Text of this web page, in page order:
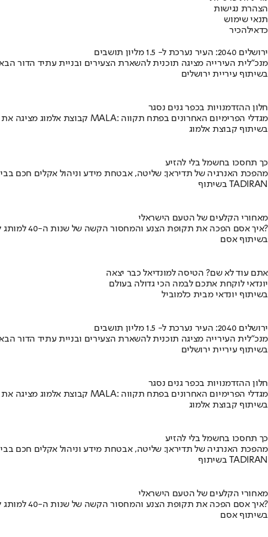
הצהרת נגישות
תנאי שימוש
כדאילהכיר
ירושלים 2040: העיר נערכת ל- 1.5 מליון תושבים
מנכ"לית העירייה מציגה תוכנית להשארת הצעירים ובניית עתיד הדור
בשיתוף עיריית ירושלים
חלון ההזדמנויות בכפר גנים נסגר
קבוצת אלמוג מציגה את פרויקט MALA: מגדלי הפרימיום האחרונים בפתח תקווה
בשיתוף קבוצת אלמוג
כך תחסכו בחשמל בלי להזיע
מהפכת האנרגיה של תדיראן: שליטה, אבטחת מידע וניהול אקלים חכם
בשיתוף TADIRAN
מאחורי הקלעים של הטעם הישראלי
איך אסם הפכה את תקופת הצנע והמחסור הקשה של שנות ה-40 למותג לאומי?
בשיתוף אסם
אתם עוד לא שם? הטיסה למונדיאל כבר יצאה
יונדאי לוקחת אתכם לבמה הכי גדולה בעולם
בשיתוף יונדאי מבית כלמוביל
ירושלים 2040: העיר נערכת ל- 1.5 מליון תושבים
מנכ"לית העירייה מציגה תוכנית להשארת הצעירים ובניית עתיד הדור
בשיתוף עיריית ירושלים
חלון ההזדמנויות בכפר גנים נסגר
קבוצת אלמוג מציגה את פרויקט MALA: מגדלי הפרימיום האחרונים בפתח תקווה
בשיתוף קבוצת אלמוג
כך תחסכו בחשמל בלי להזיע
מהפכת האנרגיה של תדיראן: שליטה, אבטחת מידע וניהול אקלים חכם
בשיתוף TADIRAN
מאחורי הקלעים של הטעם הישראלי
איך אסם הפכה את תקופת הצנע והמחסור הקשה של שנות ה-40 למותג לאומי?
בשיתוף אסם